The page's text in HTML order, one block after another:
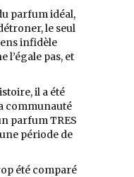
parfum idéal,
le seul
infidèle
l’égale pas, et
il a été
communauté
parfum TRES
période de
été comparé